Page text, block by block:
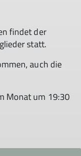
findet der
statt.
auch die
Monat um 19:30